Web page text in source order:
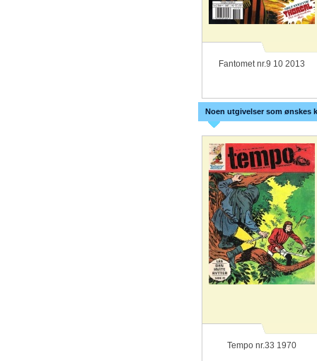
Fantomet nr.9 10 2013
Noen utgivelser som ønskes
Tempo nr.33 1970